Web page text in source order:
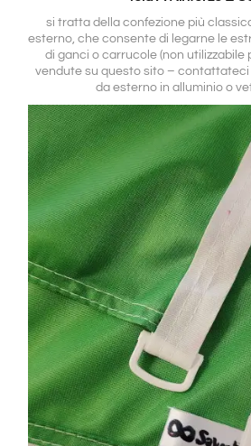
si tratta della confezione più
esterno, che consente di legarne le
di ganci o carrucole (non utilizzabile
vendute su questo sito – contattateci
da esterno in alluminio o